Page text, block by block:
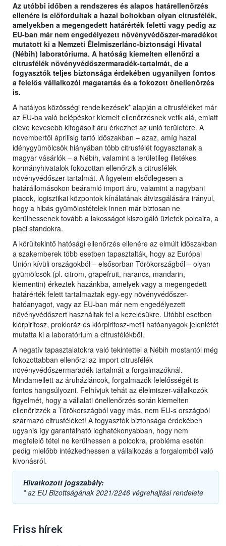
Az utóbbi időben a rendszeres és alapos határellenőrzés
ellenére is előfordultak a hazai boltokban olyan citrusfélék,
amelyekben a megengedett határérték feletti vagy pedig az
EU-ban már nem engedélyezett növényvédőszer-maradékot
mutatott ki a Nemzeti Élelmiszerlánc-biztonsági Hivatal
(Nébih) laboratóriuma. A hatóság kiemelten ellenőrzi a
citrusfélék növényvédőszermaradék-tartalmát, de a
fogyasztók teljes biztonsága érdekében ugyanilyen fontos
a felelős vállalkozói magatartás és a fokozott önellenőrzés
is.
A hatályos közösségi rendelkezések* alapján a citrusféléket már
az EU-ba való belépéskor kiemelt ellenőrzésnek vetik alá, emiatt
eleve kevesebb kifogásolt áru érkezhet az unió területére. A
novembertől áprilisig tartó időszakban – azaz, amíg hazai
idénygyümölcsök hiányában több citrusfélét fogyasztanak a
magyar vásárlók – a Nébih, valamint a területileg illetékes
kormányhivatalok fokozottan ellenőrzik a citrusfélék
növényvédőszer-tartalmát. A figyelem elsődlegesen a
határállomásokon beáramló import áru, valamint a nagybani
piacok, logisztikai központok kínálatának átvizsgálására irányul,
hogy a hibás gyümölcstételek innen már biztosan ne
kerülhessenek tovább a lakosságot kiszolgáló üzletek polcaira, a
piaci standokra.
A körültekintő hatósági ellenőrzés ellenére az elmúlt időszakban
a szakemberek több esetben tapasztalták, hogy az Európai
Unión kívüli országokból – elsősorban Törökországból – olyan
gyümölcsök (pl. citrom, grapefruit, narancs, mandarin,
klementin) érkeztek hazánkba, amelyek vagy a megengedett
határérték felett tartalmaztak egy-egy növényvédőszer-
hatóanyagot, vagy az EU-ban már nem engedélyezett
növényvédőszert használtak fel a kezelésükre. Utóbbi esetben
klórpirifosz, prokloráz és klórpirifosz-metil hatóanyagok jelenlétét
mutatta ki a laboratórium a citrusfélékből.
A negatív tapasztalatokra való tekintettel a Nébih mostantól még
fokozottabban ellenőrzi az import citrusfélék
növényvédőszermaradék-tartalmát a forgalmazóknál.
Mindamellett az áruházláncok, forgalmazók felelősségét is
fontos hangsúlyozni. Felhívjuk tehát az élelmiszer-vállalkozók
figyelmét, hogy a vállalati önellenőrzés során kiemelten
ellenőrizzék a Törökországból vagy más, nem EU-s országból
származó citrusféléket! A fogyasztók biztonsága érdekében
ugyanis így garantálható leghatékonyabban, hogy nem
megfelelő tétel ne kerülhessen a polcokra, probléma esetén
pedig mielőbb intézkedhessen a vállalkozás a forgalomból való
kivonásról.
Hivatkozott jogszabály:
* az EU Bizottságának 2021/2246 végrehajtási rendelete
Friss hírek